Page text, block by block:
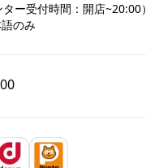
ー受付時間：開店~20:00）
のみ